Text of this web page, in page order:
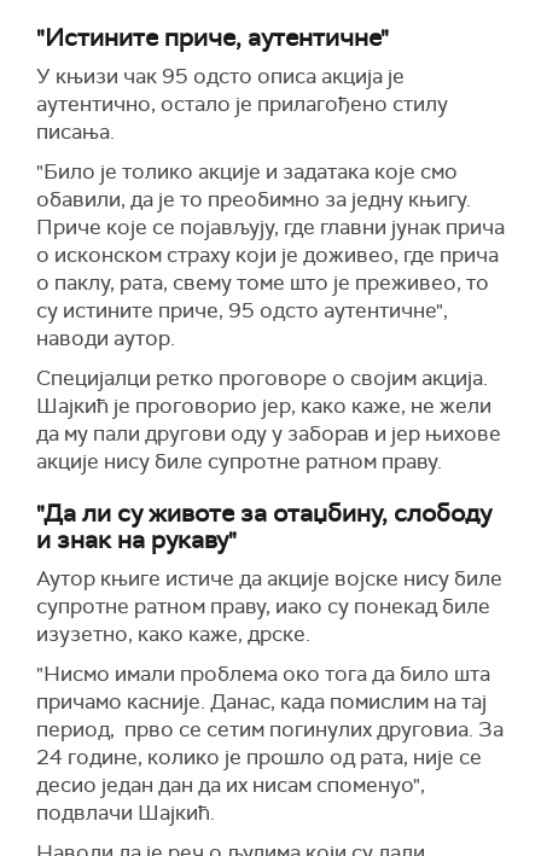
"Истините приче, аутентичне"
У књизи чак 95 одсто описа акција је
аутентично, остало је прилагођено стилу
писања.
"Било је толико акције и задатака које смо
обавили, да је то преобимно за једну књигу.
Приче које се појављују, где главни јунак прича
о исконском страху који је доживео, где прича
о паклу, рата, свему томе што је преживео, то
су истините приче, 95 одсто аутентичне",
наводи аутор.
Специјалци ретко проговоре о својим акција.
Шајкић је проговорио јер, како каже, не жели
да му пали другови оду у заборав и јер њихове
акције нису биле супротне ратном праву.
"Да ли су животе за отаџбину, слободу
и знак на рукаву"
Аутор књиге истиче да акције војске нису биле
супротне ратном праву, иако су понекад биле
изузетно, како каже, дрске.
"Нисмо имали проблема око тога да било шта
причамо касније. Данас, када помислим на тај
период, прво се сетим погинулих друговиа. За
24 године, колико је прошло од рата, није се
десио један дан да их нисам споменуо",
подвлачи Шајкић.